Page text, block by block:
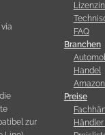
zur
FAQ
Branchen
Handel
Preise